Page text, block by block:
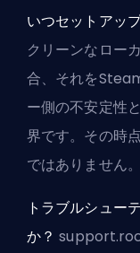
いつセットアッ
クリーンなロー
合、それを
ー側の不安定性
界です。その時
ではありません。
トラブルシュー
か？